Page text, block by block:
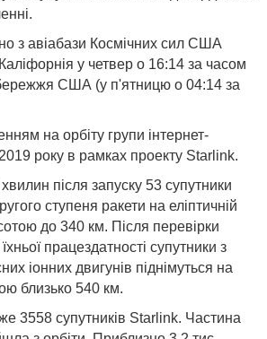
з авіабази Космічних сил США
у четвер о 16:14 за часом
США (у п'ятницю о 04:14 за
на орбіту групи інтернет-
року в рамках проекту Starlink.
після запуску 53 супутники
ступеня ракети на еліптичній
до 340 км. Після перевірки
працездатності супутники з
іонних двигунів піднімуться на
близько 540 км.
3558 супутників Starlink. Частина